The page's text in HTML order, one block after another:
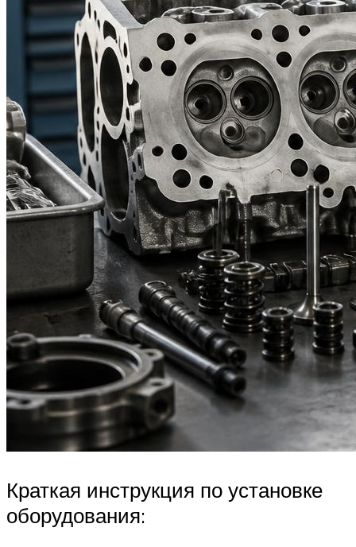
Краткая инструкция по установке
оборудования: